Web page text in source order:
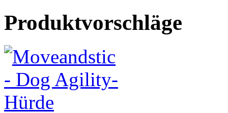
Produktvorschläge